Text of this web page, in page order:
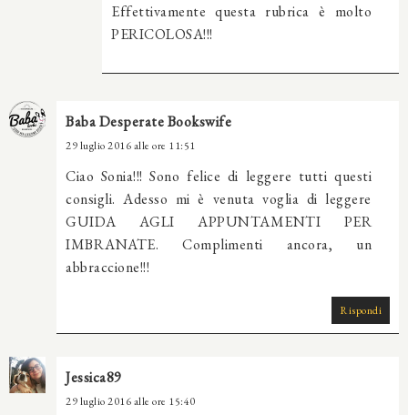
Effettivamente questa rubrica è molto
PERICOLOSA!!!
Baba Desperate Bookswife
29 luglio 2016 alle ore 11:51
Ciao Sonia!!! Sono felice di leggere tutti questi
consigli. Adesso mi è venuta voglia di leggere
GUIDA AGLI APPUNTAMENTI PER
IMBRANATE. Complimenti ancora, un
abbraccione!!!
Rispondi
Jessica89
29 luglio 2016 alle ore 15:40